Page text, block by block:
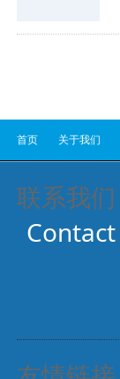
首页 关于我们
联系我们
Contact